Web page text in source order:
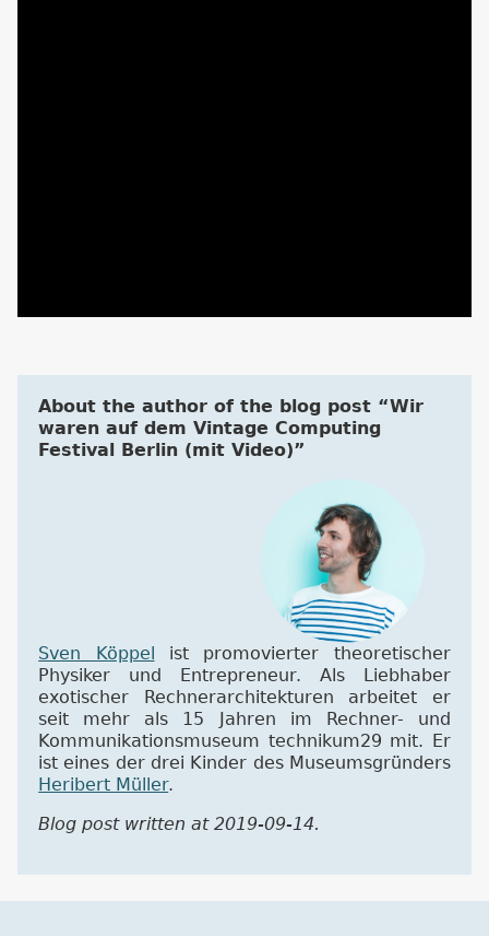
About the author of the blog post “Wir
waren auf dem Vintage Computing
Festival Berlin (mit Video)”
Sven Köppel
ist promovierter theoretischer
Physiker und Entrepreneur. Als Liebhaber
exotischer Rechnerarchitekturen arbeitet er
seit mehr als 15 Jahren im Rechner- und
Kommunikationsmuseum technikum29 mit. Er
ist eines der drei Kinder des Museumsgründers
Heribert Müller.
Blog post written at 2019-09-14.